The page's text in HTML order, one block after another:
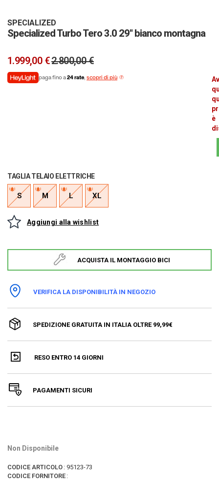
SPECIALIZED
Specialized Turbo Tero 3.0 29'' bianco montagna
1.999,00 €2.800,00 €
paga fino a24 rate, scopri di più
è
TAGLIA TELAIO ELETTRICHE
S M L XL
Aggiungi alla wishlist
ACQUISTA IL MONTAGGIO BICI
VERIFICA LA DISPONIBILITÀ IN NEGOZIO
SPEDIZIONE GRATUITA IN ITALIA OLTRE 99,99€
RESO ENTRO 14 GIORNI
PAGAMENTI SICURI
Non Disponibile
CODICE ARTICOLO : 95123-73
CODICE FORNITORE :
galleria
di